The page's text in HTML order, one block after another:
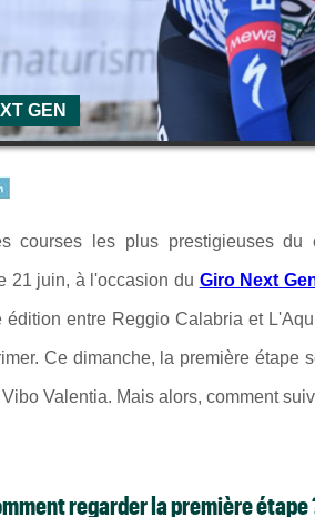
GEN
courses les plus prestigieuses
21 juin, à l'occasion du Giro Next
édition entre Reggio Calabria et
Ce dimanche, la première étape
Vibo Valentia. Mais alors, comment
regarder la première étape